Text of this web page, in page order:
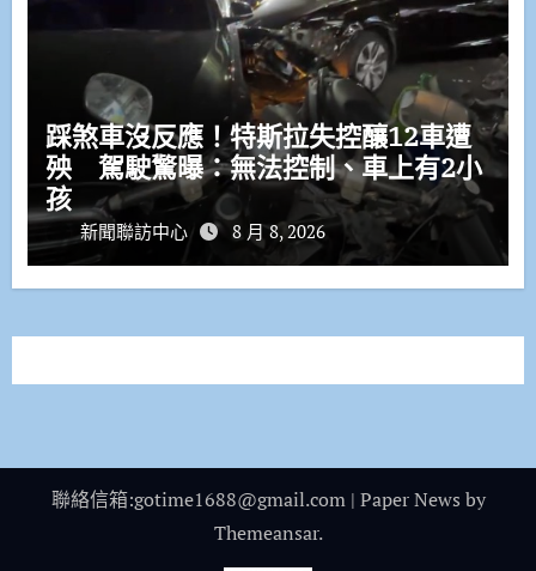
踩煞車沒反應！特斯拉失控釀12車遭
殃 駕駛驚曝：無法控制、車上有2小
孩
新聞聯訪中心 8 月 8, 2026
聯絡信箱:gotime1688@gmail.com | Paper News by
Themeansar.